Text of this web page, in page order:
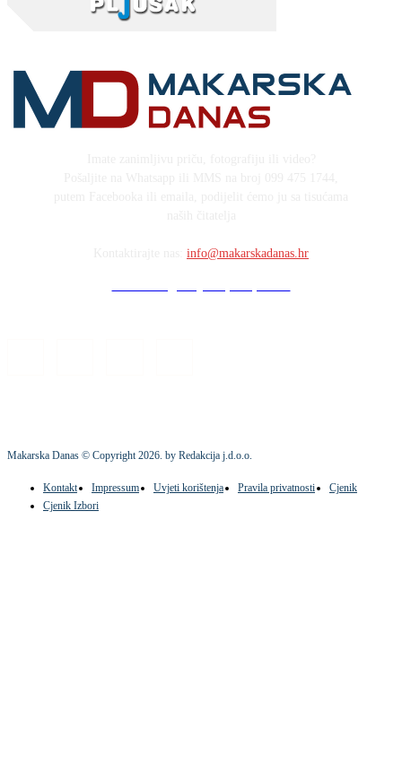
info@makarskadanas.hr
Makarska Danas © Copyright2026. by Redakcija j.d.o.o.
Kontakt Impressum Uvjeti korištenja Pravila privatnosti
Cjenik
Cjenik Izbori